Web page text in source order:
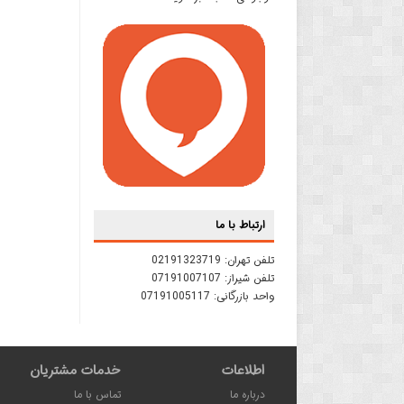
ارتباط با ما
تلفن تهران: 02191323719
تلفن شیراز: 07191007107
واحد بازرگانی: 07191005117
اطلاعات
درباره ما
خدمات مشتریان
تماس با ما